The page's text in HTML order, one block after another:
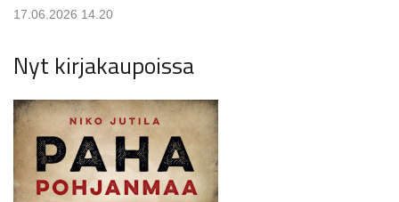
17.06.2026 14.20
Nyt kirjakaupoissa